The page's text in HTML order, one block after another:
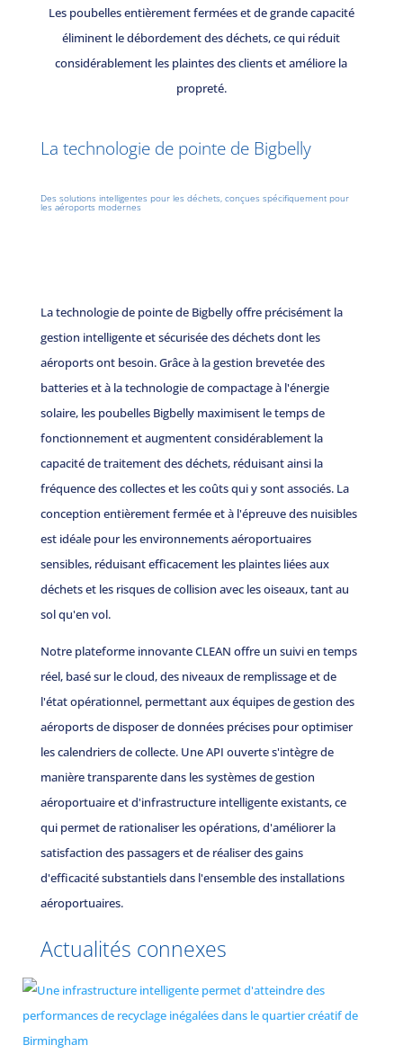
Les poubelles entièrement fermées et de grande capacité
éliminent le débordement des déchets, ce qui réduit
considérablement les plaintes des clients et améliore la
propreté.
La technologie de pointe de Bigbelly
Des solutions intelligentes pour les déchets, conçues spécifiquement pour
les aéroports modernes
La technologie de pointe de Bigbelly offre précisément la
gestion intelligente et sécurisée des déchets dont les
aéroports ont besoin. Grâce à la gestion brevetée des
batteries et à la technologie de compactage à l'énergie
solaire, les poubelles Bigbelly maximisent le temps de
fonctionnement et augmentent considérablement la
capacité de traitement des déchets, réduisant ainsi la
fréquence des collectes et les coûts qui y sont associés. La
conception entièrement fermée et à l'épreuve des nuisibles
est idéale pour les environnements aéroportuaires
sensibles, réduisant efficacement les plaintes liées aux
déchets et les risques de collision avec les oiseaux, tant au
sol qu'en vol.
Notre plateforme innovante CLEAN offre un suivi en temps
réel, basé sur le cloud, des niveaux de remplissage et de
l'état opérationnel, permettant aux équipes de gestion des
aéroports de disposer de données précises pour optimiser
les calendriers de collecte. Une API ouverte s'intègre de
manière transparente dans les systèmes de gestion
aéroportuaire et d'infrastructure intelligente existants, ce
qui permet de rationaliser les opérations, d'améliorer la
satisfaction des passagers et de réaliser des gains
d'efficacité substantiels dans l'ensemble des installations
aéroportuaires.
Actualités connexes